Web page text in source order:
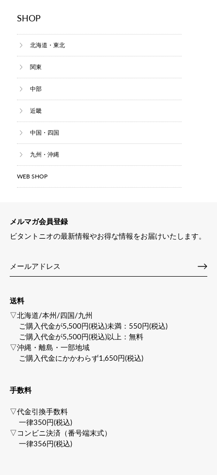
SHOP
北海道・東北
関東
中部
近畿
中国・四国
九州・沖縄
WEB SHOP
メルマガ会員登録
ビタントニオの最新情報やお得な情報をお届けいたします。
送料
▽北海道/本州/四国/九州
ご購入代金が5,500円(税込)未満：550円(税込)
ご購入代金が5,500円(税込)以上：無料
▽沖縄・離島・一部地域
ご購入代金にかかわらず1,650円(税込)
手数料
▽代金引換手数料
一律350円(税込)
▽コンビニ決済（番号端末式）
一律356円(税込)